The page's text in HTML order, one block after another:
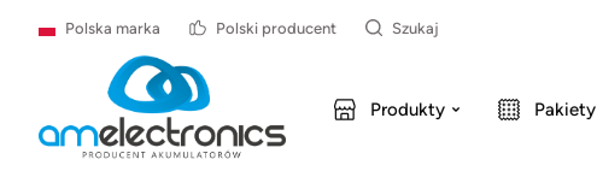
Polska marka Polski producent Szukaj
Produkty Pakiety